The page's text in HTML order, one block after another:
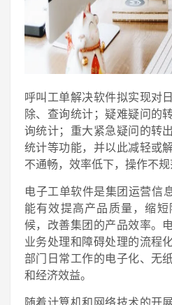
呼叫工单解决软件拟实现对
除、查询统计；疑难疑问的
询统计；重大紧急疑问的转
统计等功能，并以此减轻或
不通畅，效率低下，操作不规
电子工单软件是集团运营信
能有效提高产品质量，缩
候，改善集团的产品效率。
业务处理和障碍处理的流程
部门日常工作的电子化、无
和经济效益。
随着计算机和网络技术的开